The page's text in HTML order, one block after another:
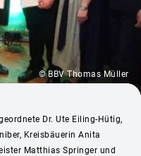
© BBV Thomas Müller
Dr. Ute Eiling-Hütig,
Kreisbäuerin Anita
Matthias Springer und